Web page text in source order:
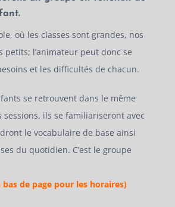
où les classes sont grandes, nos
petits; l’animateur peut donc se
et les difficultés de chacun.
se retrouvent dans le même
sessions, ils se familiariseront avec
le vocabulaire de base ainsi
du quotidien. C’est le groupe
de page pour les horaires)